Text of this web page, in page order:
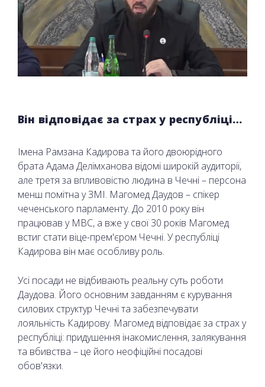
Він відповідає за страх у республіці…
Імена Рамзана Кадирова та його двоюрідного
брата Адама Делімханова відомі широкій аудиторії,
але третя за впливовістю людина в Чечні – персона
менш помітна у ЗМІ. Магомед Даудов – спікер
чеченського парламенту. До 2010 року він
працював у МВС, а вже у свої 30 років Магомед
встиг стати віце-прем'єром Чечні. У республіці
Кадирова він має особливу роль.
Усі посади не відбивають реальну суть роботи
Даудова. Його основним завданням є курування
силових структур Чечні та забезпечувати
лояльність Кадирову. Магомед відповідає за страх у
республіці: придушення інакомислення, залякування
та вбивства – це його неофіційні посадові
обов'язки.